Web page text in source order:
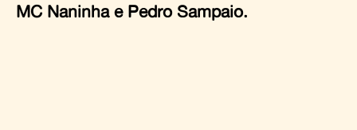
MC Naninha e Pedro Sampaio.